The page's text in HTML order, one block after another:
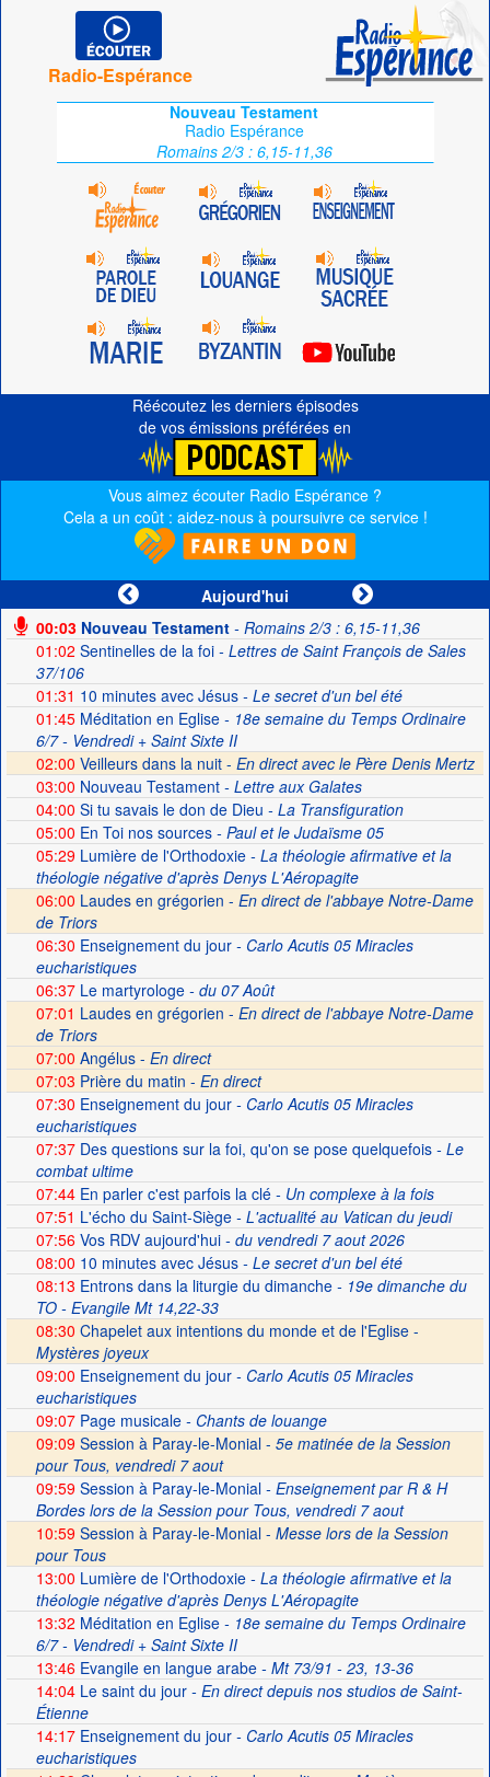
Radio-Espérance
Nouveau Testament
Radio Espérance
Romains 2/3 : 6,15-11,36
Réécoutez les derniers épisodes
de vos émissions préférées en
Vous aimez écouter Radio Espérance ?
Cela a un coût : aidez-nous à poursuivre ce service !
Aujourd'hui
00:03Nouveau Testament- Romains 2/3 : 6,15-11,36
01:02 Sentinelles de la foi- Lettres de Saint François de Sales
37/106
01:31 10 minutes avec Jésus- Le secret d'un bel été
01:45Méditation en Eglise- 18e semaine du Temps Ordinaire
6/7 - Vendredi + Saint Sixte II
02:00 Veilleurs dans la nuit - En direct avec le Père Denis Mertz
03:00 Nouveau Testament- Lettre aux Galates
04:00 Si tu savais le don de Dieu - La Transfiguration
05:00 En Toi nos sources- Paul et le Judaïsme 05
05:29Lumière de l'Orthodoxie- La théologie afirmative et la
théologie négative d'après Denys L'Aéropagite
06:00 Laudes en grégorien - En direct de l'abbaye Notre-Dame
de Triors
06:30 Enseignement du jour- Carlo Acutis 05 Miracles
eucharistiques
06:37Le martyrologe- du 07 Août
07:01 Laudes en grégorien - En direct de l'abbaye Notre-Dame
de Triors
07:00 Angélus - En direct
07:03 Prière du matin - En direct
07:30 Enseignement du jour- Carlo Acutis 05 Miracles
eucharistiques
07:37Des questions sur la foi, qu'on se pose quelquefois- Le
combat ultime
07:44En parler c'est parfois la clé- Un complexe à la fois
07:51 L'écho du Saint-Siège- L'actualité au Vatican du jeudi
07:56Vos RDV aujourd'hui- du vendredi 7 aout 2026
08:00 10 minutes avec Jésus- Le secret d'un bel été
08:13 Entrons dans la liturgie du dimanche- 19e dimanche du
TO - Evangile Mt 14,22-33
08:30 Chapelet aux intentions du monde et de l'Eglise -
Mystères joyeux
09:00 Enseignement du jour- Carlo Acutis 05 Miracles
eucharistiques
09:07Page musicale- Chants de louange
09:09 Session à Paray-le-Monial - 5e matinée de la Session
pour Tous, vendredi 7 aout
09:59Session à Paray-le-Monial- Enseignement par R & H
Bordes lors de la Session pour Tous, vendredi 7 aout
10:59 Session à Paray-le-Monial - Messe lors de la Session
pour Tous
13:00 Lumière de l'Orthodoxie- La théologie afirmative et la
théologie négative d'après Denys L'Aéropagite
13:32 Méditation en Eglise- 18e semaine du Temps Ordinaire
6/7 - Vendredi + Saint Sixte II
13:46Evangile en langue arabe- Mt 73/91 - 23, 13-36
14:04Le saint du jour- En direct depuis nos studios de Saint-
Étienne
14:17Enseignement du jour- Carlo Acutis 05 Miracles
eucharistiques